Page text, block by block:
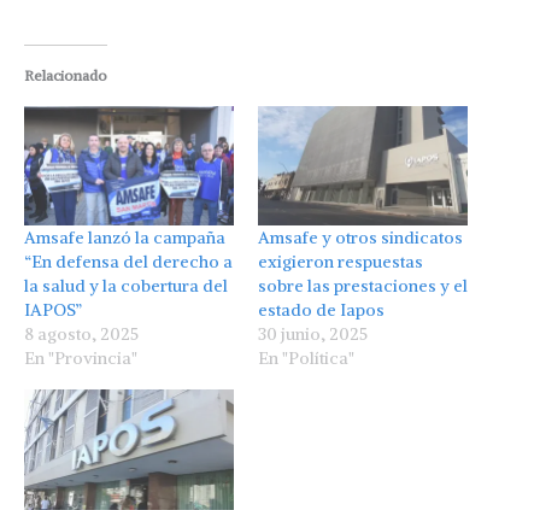
Relacionado
Amsafe lanzó la campaña
“En defensa del derecho a
la salud y la cobertura del
IAPOS”
8 agosto, 2025
En "Provincia"
Amsafe y otros sindicatos
exigieron respuestas
sobre las prestaciones y el
estado de Iapos
30 junio, 2025
En "Política"